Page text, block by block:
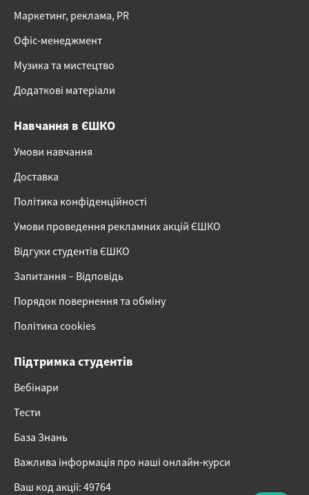
Маркетинг, реклама, PR
Офіс-менеджмент
Музика та мистецтво
Додаткові матеріали
Навчання в ЄШКО
Умови навчання
Доставка
Політика конфіденційності
Умови проведення рекламних акцій ЄШКО
Відгуки студентів ЄШКО
Запитання – Відповідь
Порядок повернення та обміну
Політика cookies
Підтримка студентів
Вебінари
Тести
База Знань
Важлива інформація про наші онлайн-курси
Ваш код акції: 49764